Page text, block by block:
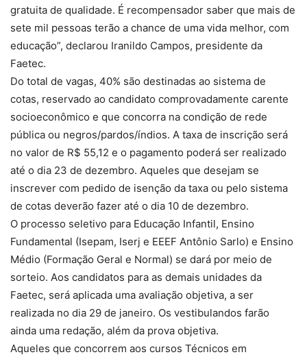
gratuita de qualidade. É recompensador saber que mais de
sete mil pessoas terão a chance de uma vida melhor, com
educação”, declarou Iranildo Campos, presidente da
Faetec.
Do total de vagas, 40% são destinadas ao sistema de
cotas, reservado ao candidato comprovadamente carente
socioeconômico e que concorra na condição de rede
pública ou negros/pardos/índios. A taxa de inscrição será
no valor de R$ 55,12 e o pagamento poderá ser realizado
até o dia 23 de dezembro. Aqueles que desejam se
inscrever com pedido de isenção da taxa ou pelo sistema
de cotas deverão fazer até o dia 10 de dezembro.
O processo seletivo para Educação Infantil, Ensino
Fundamental (Isepam, Iserj e EEEF Antônio Sarlo) e Ensino
Médio (Formação Geral e Normal) se dará por meio de
sorteio. Aos candidatos para as demais unidades da
Faetec, será aplicada uma avaliação objetiva, a ser
realizada no dia 29 de janeiro. Os vestibulandos farão
ainda uma redação, além da prova objetiva.
Aqueles que concorrem aos cursos Técnicos em